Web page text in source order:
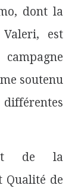
dont la
est
soutenu
de la
Qualité de